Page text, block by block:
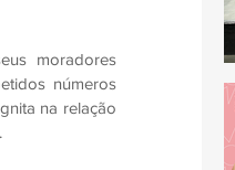
moradores
números
na relação